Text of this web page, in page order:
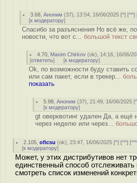
3.68 ,Аноним (37), 13:54, 16/06/2025 [^] [^^]
[к модератору]
Спасибо за разъяснения Но всё же,
новости, что вот с... большой текст
4.70 Maxim Chirkov (ok), 14:16, 16/06/
[ответить] [к модератору]
Ok, по возможности буду ставить
или сам пакет, если в трекер...
показать
5.98 ,Аноним (37), 21:49, 16/06/2025 [
[к модератору]
gt оверквотинг удален Да, а ещё
через неделю или через...
2.105 ,oficsu (ok), 23:47, 16/06/2025 [^] [^^] [
[к модератору]
Может, у этих дистрибутивов нет
единственный способ
смотреть список изменений